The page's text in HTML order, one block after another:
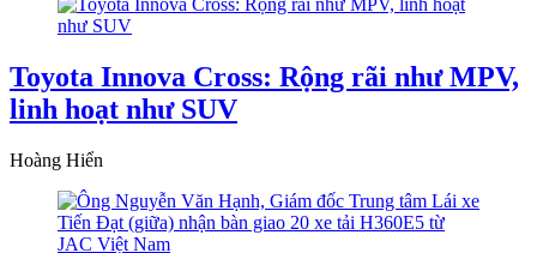
Toyota Innova Cross: Rộng rãi như MPV,
linh hoạt như SUV
Hoàng Hiển